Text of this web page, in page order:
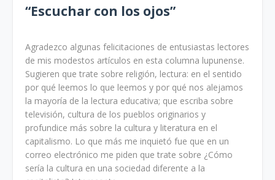
“Escuchar con los ojos”
Agradezco algunas felicitaciones de entusiastas lectores
de mis modestos artículos en esta columna lupunense.
Sugieren que trate sobre religión, lectura: en el sentido
por qué leemos lo que leemos y por qué nos alejamos
la mayoría de la lectura educativa; que escriba sobre
televisión, cultura de los pueblos originarios y
profundice más sobre la cultura y literatura en el
capitalismo. Lo que más me inquietó fue que en un
correo electrónico me piden que trate sobre ¿Cómo
sería la cultura en una sociedad diferente a la